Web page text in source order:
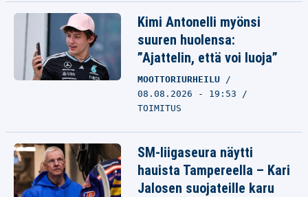
Kimi Antonelli myönsi
suuren huolensa:
”Ajattelin, että voi luoja”
MOOTTORIURHEILU
08.08.2026 - 19:53
TOIMITUS
SM-liigaseura näytti
hauista Tampereella – Kari
Jalosen suojateille karu